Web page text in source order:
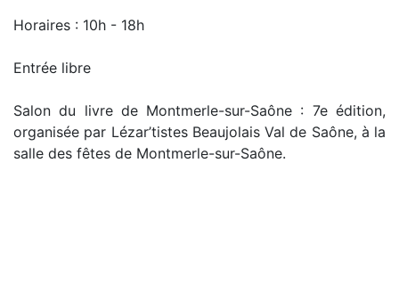
Horaires : 10h - 18h
Entrée libre
Salon du livre de Montmerle-sur-Saône : 7e édition,
organisée par Lézar’tistes Beaujolais Val de Saône, à la
salle des fêtes de Montmerle-sur-Saône.